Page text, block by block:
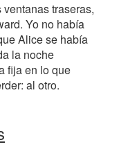
traseras,
Yo no había
Alice se había
la noche
fija en lo que
al otro.